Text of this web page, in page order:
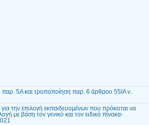
5Α και τροποποίηση παρ. 6 άρθρου 55ΙΑ ν.
την επιλογή εκπαιδευομένων που πρόκειται να
με βάση τον γενικό και τον ειδικό πίνακα-